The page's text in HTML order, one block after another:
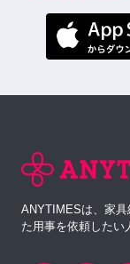
ANYTIMESは、家
た用事を依頼したい